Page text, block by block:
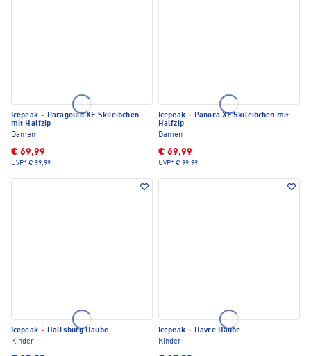
Icepeak · Paragould XF Skileibchen
mit Halfzip
Damen
€ 69,99
UVP* € 99,99
Icepeak · Panora XF Skileibchen mit
Halfzip
Damen
€ 69,99
UVP* € 99,99
Icepeak · Hallsburg Haube
Kinder
Icepeak · Havre Haube
Kinder